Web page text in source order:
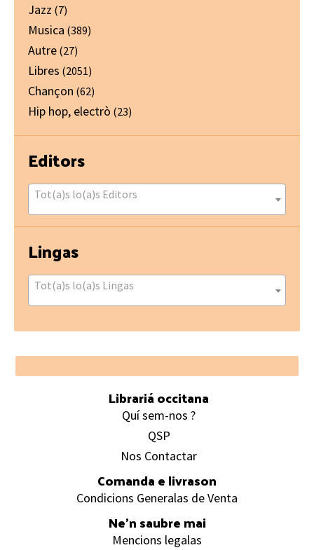
Jazz (7)
Musica (389)
Autre (27)
Libres (2051)
Chançon (62)
Hip hop, electrò (23)
Editors
Tot(a)s lo(a)s Editors
Lingas
Tot(a)s lo(a)s Lingas
Footer
Librariá occitana
Quí sem-nos ?
QSP
Nos Contactar
Comanda e livrason
Condicions Generalas de Venta
Ne’n saubre mai
Mencions legalas